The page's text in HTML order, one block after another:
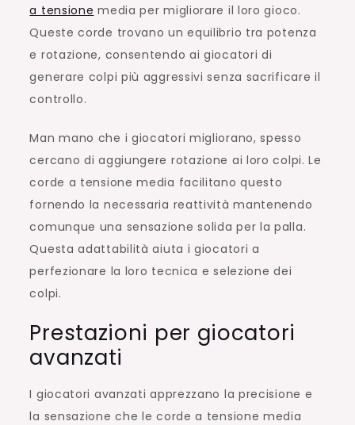
a tensione media per migliorare il loro gioco.
Queste corde trovano un equilibrio tra potenza
e rotazione, consentendo ai giocatori di
generare colpi più aggressivi senza sacrificare il
controllo.
Man mano che i giocatori migliorano, spesso
cercano di aggiungere rotazione ai loro colpi. Le
corde a tensione media facilitano questo
fornendo la necessaria reattività mantenendo
comunque una sensazione solida per la palla.
Questa adattabilità aiuta i giocatori a
perfezionare la loro tecnica e selezione dei
colpi.
Prestazioni per giocatori
avanzati
I giocatori avanzati apprezzano la precisione e
la sensazione che le corde a tensione media